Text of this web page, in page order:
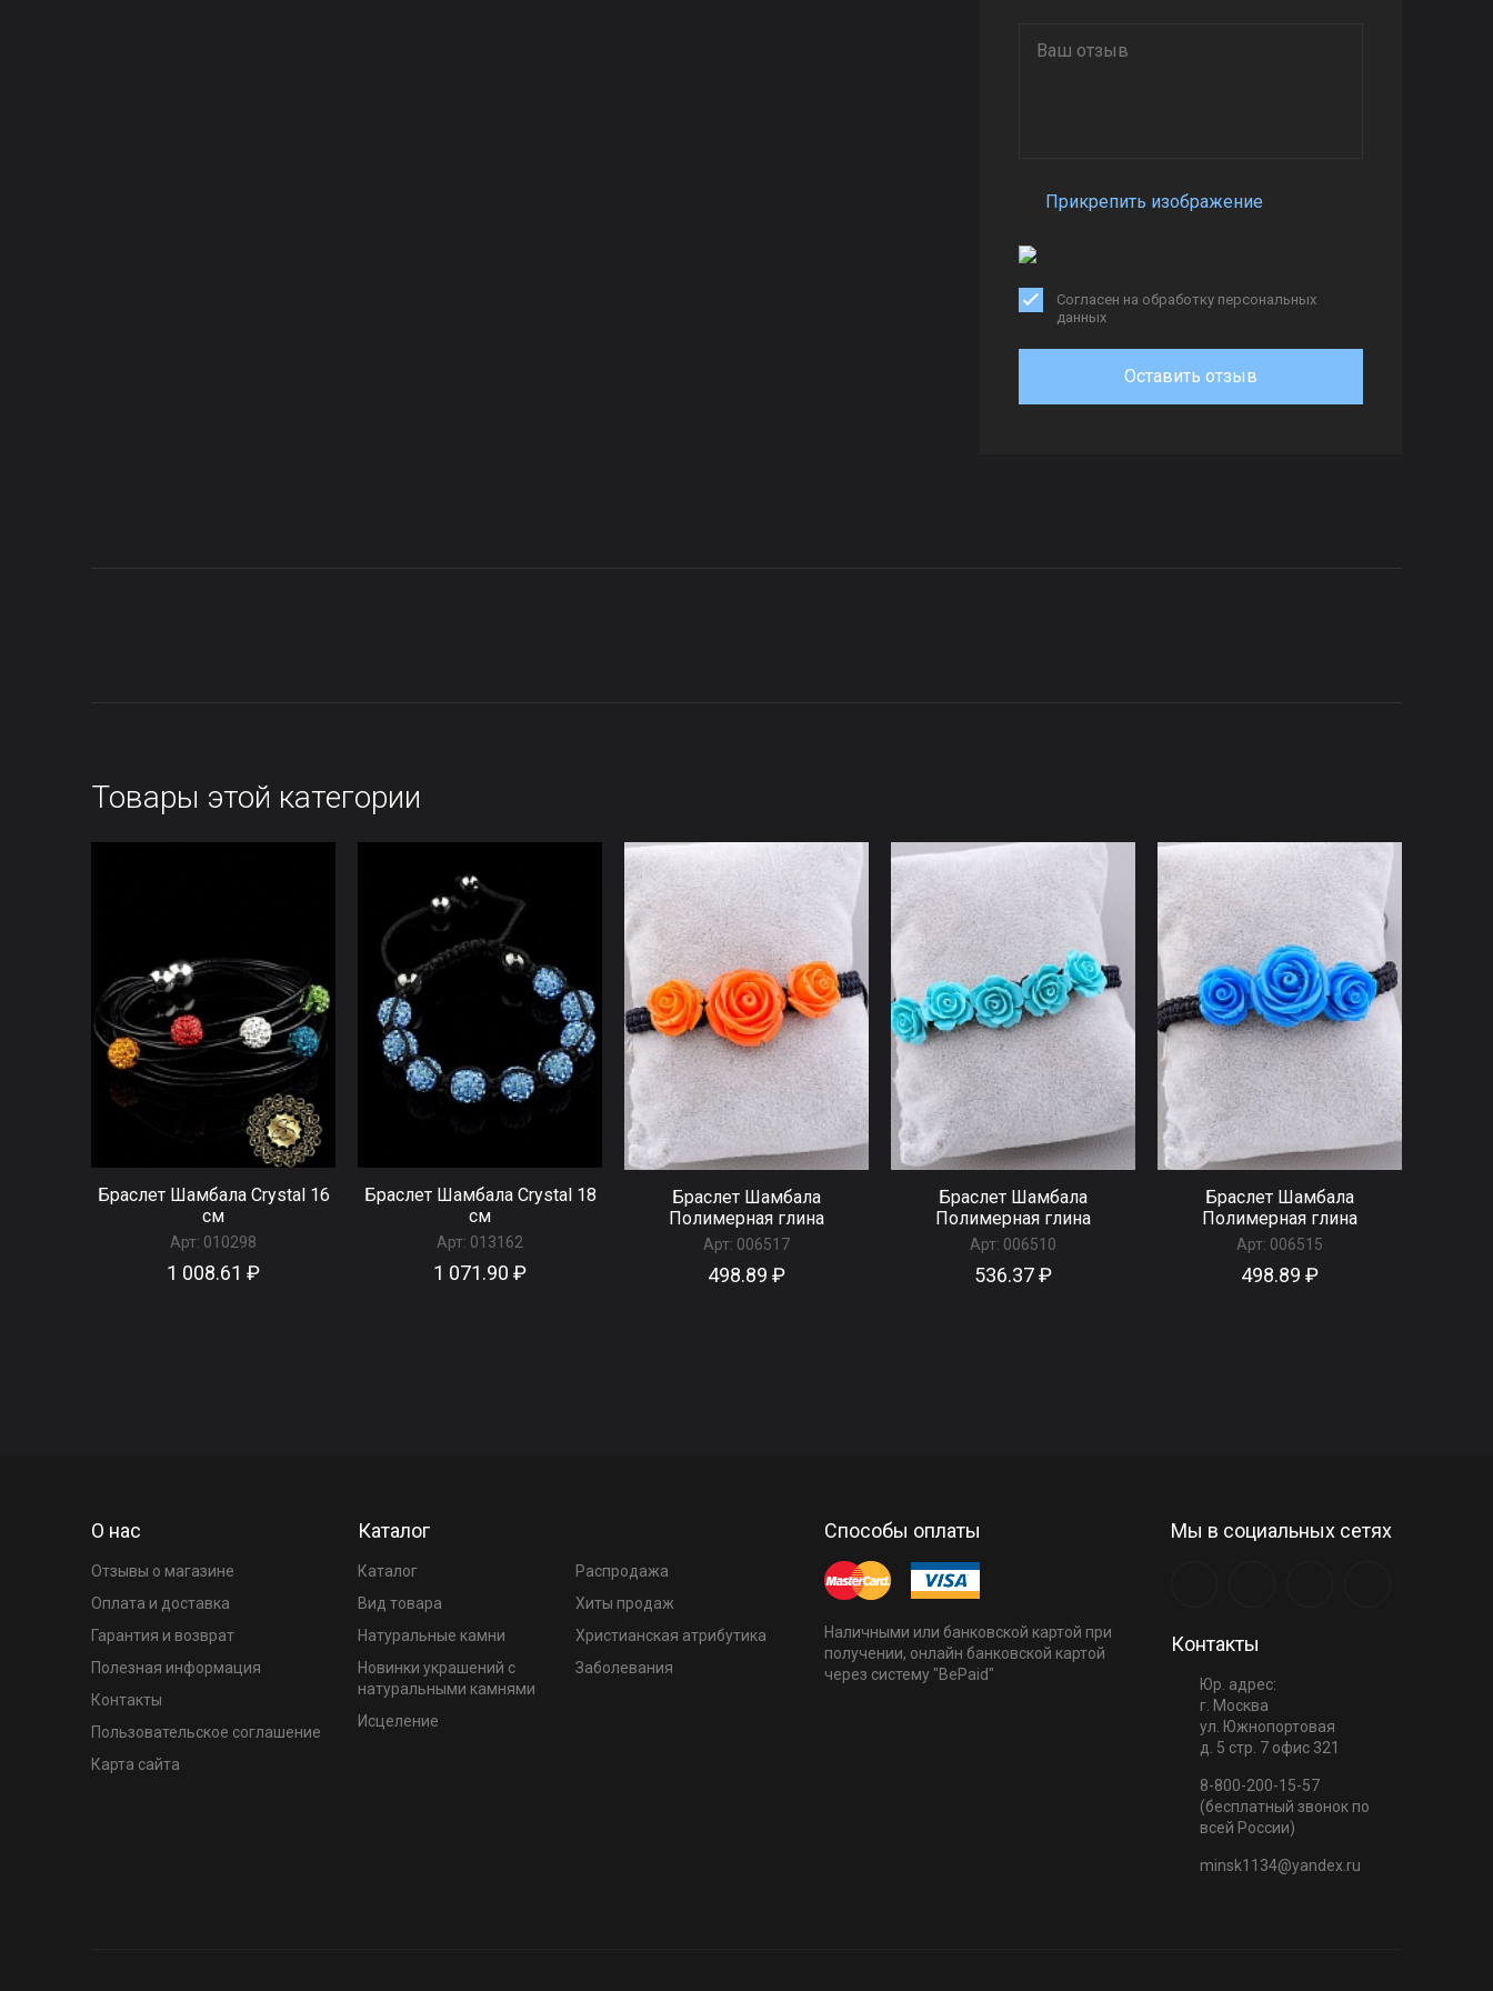
Прикрепить изображение
Согласен на обработку персональных
данных
Оставить отзыв
Товары этой категории
Браслет Шамбала Crystal 16
см
Арт: 010298
1 008.61 ₽
Браслет Шамбала Сrystal 18
см
Арт: 013162
1 071.90 ₽
Браслет Шамбала
Полимерная глина
Арт: 006517
498.89 ₽
Браслет Шамбала
Полимерная глина
Арт: 006510
536.37 ₽
Браслет Шамбала
Полимерная глина
Арт: 006515
498.89 ₽
О нас
Отзывы о магазине
Оплата и доставка
Гарантия и возврат
Полезная информация
Контакты
Пользовательское соглашение
Карта сайта
Каталог
Каталог
Вид товара
Натуральные камни
Новинки украшений с
натуральными камнями
Распродажа
Хиты продаж
Христианская атрибутика
Заболевания
Исцеление
Способы оплаты
Наличными или банковской картой при
получении, онлайн банковской картой
через систему "BePaid"
Мы в социальных сетях
Контакты
Юр. адрес:
г. Москва
ул. Южнопортовая
д. 5 стр. 7 офис 321
8-800-200-15-57
(бесплатный звонок по
всей России)
minsk1134@yandex.ru